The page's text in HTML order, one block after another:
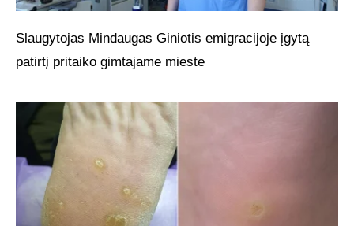
Slaugytojas Mindaugas Giniotis emigracijoje įgytą
patirtį pritaiko gimtajame mieste